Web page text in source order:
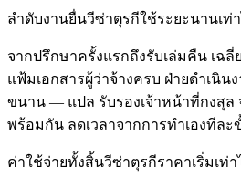
ลำดับงานยื่นวีซ่าตุรกีใช้ระยะนานเท่า
จากปรึกษาครั้งแรกถึงรับเล่มคืน เฉลี่ย
แฟ้มเอกสารผู้ว่าจ้างครบ ฝ่ายดำเนิน
ขนาน — แปล รับรองเจ้าหน้าที่กงสุล
พร้อมกัน ลดเวลาจากการทำเองทีละ
ค่าใช้จ่ายทั้งสิ้นวีซ่าตุรกีราคาเริ่มเท่า